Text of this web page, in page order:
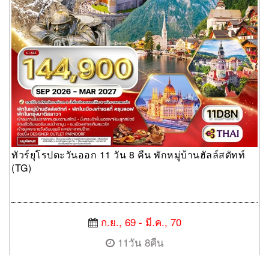
ทัวร์ยุโรปตะวันออก 11 วัน 8 คืน พักหมู่บ้านฮัลล์สตัทท์
(TG)
ก.ย., 69 - มี.ค., 70
11วัน 8คืน